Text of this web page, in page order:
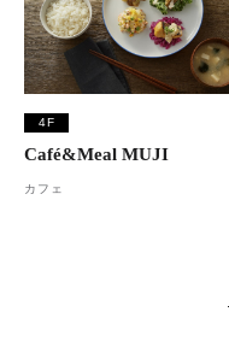
4F
Café&Meal MUJI
カフェ